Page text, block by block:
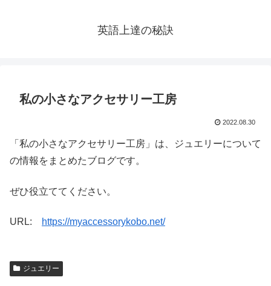
英語上達の秘訣
私の小さなアクセサリー工房
2022.08.30
「私の小さなアクセサリー工房」は、ジュエリーについて
の情報をまとめたブログです。
ぜひ役立ててください。
URL: https://myaccessorykobo.net/
ジュエリー